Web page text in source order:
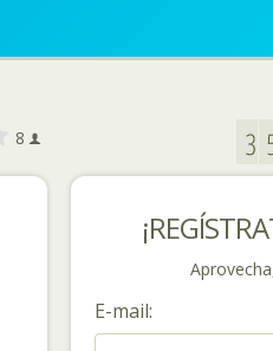
5
8
E-mail: